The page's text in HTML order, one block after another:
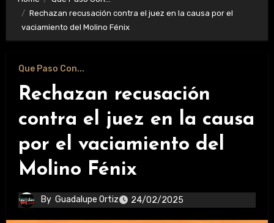
Rechazan recusación contra el juez en la causa por el
vaciamiento del Molino Fénix
Que Paso Con...
Rechazan recusación
contra el juez en la causa
por el vaciamiento del
Molino Fénix
By Guadalupe Ortiz 24/02/2025